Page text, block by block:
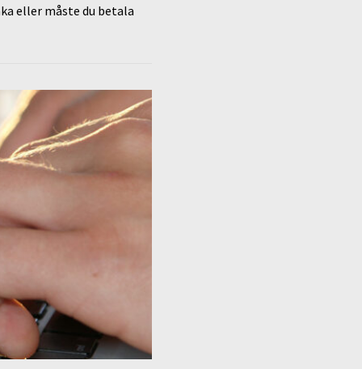
eller måste du betala